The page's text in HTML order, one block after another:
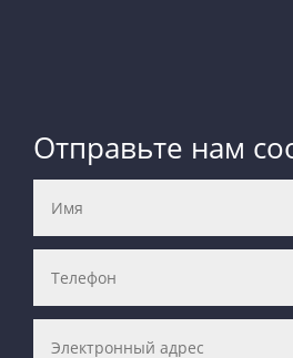
Отправьте нам